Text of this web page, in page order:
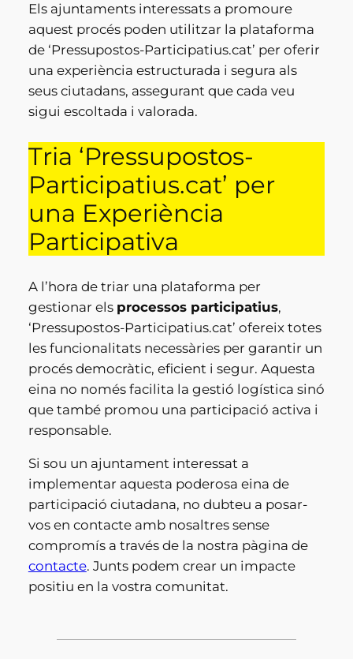
Els ajuntaments interessats a promoure
aquest procés poden utilitzar la plataforma
de ‘Pressupostos-Participatius.cat’ per oferir
una experiència estructurada i segura als
seus ciutadans, assegurant que cada veu
sigui escoltada i valorada.
Tria ‘Pressupostos-
Participatius.cat’ per
una Experiència
Participativa
A l’hora de triar una plataforma per
gestionar els processos participatius,
‘Pressupostos-Participatius.cat’ ofereix totes
les funcionalitats necessàries per garantir un
procés democràtic, eficient i segur. Aquesta
eina no només facilita la gestió logística sinó
que també promou una participació activa i
responsable.
Si sou un ajuntament interessat a
implementar aquesta poderosa eina de
participació ciutadana, no dubteu a posar-
vos en contacte amb nosaltres sense
compromís a través de la nostra pàgina de
contacte. Junts podem crear un impacte
positiu en la vostra comunitat.